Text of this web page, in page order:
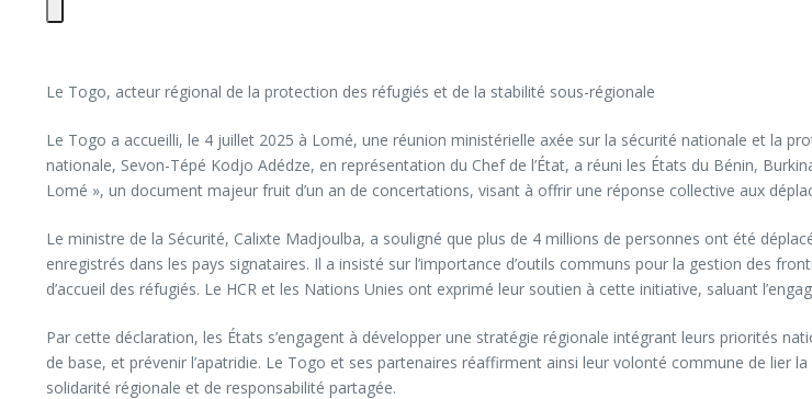
Le Togo, acteur régional de la protection des réfugiés et de la stabilité sous-régionale
Le Togo a accueilli, le 4 juillet 2025 à Lomé, une réunion ministérielle axée sur la sécurité nationale et la
nationale, Sevon-Tépé Kodjo Adédze, en représentation du Chef de l’État, a réuni les États du Bénin,
Lomé », un document majeur fruit d’un an de concertations, visant à offrir une réponse collective aux
Le ministre de la Sécurité, Calixte Madjoulba, a souligné que plus de 4 millions de personnes ont été
enregistrés dans les pays signataires. Il a insisté sur l’importance d’outils communs pour la gestion des
d’accueil des réfugiés. Le HCR et les Nations Unies ont exprimé leur soutien à cette initiative, saluant
Par cette déclaration, les États s’engagent à développer une stratégie régionale intégrant leurs priorités
de base, et prévenir l’apatridie. Le Togo et ses partenaires réaffirment ainsi leur volonté commune de lier
solidarité régionale et de responsabilité partagée.